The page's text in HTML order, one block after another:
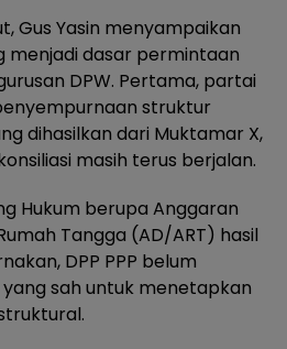
Gus Yasin menyampaikan
menjadi dasar permintaan
DPW. Pertama, partai
struktur
dihasilkan dari Muktamar X,
masih terus berjalan.
Hukum berupa Anggaran
Tangga (AD/ART) hasil
DPP PPP belum
sah untuk menetapkan